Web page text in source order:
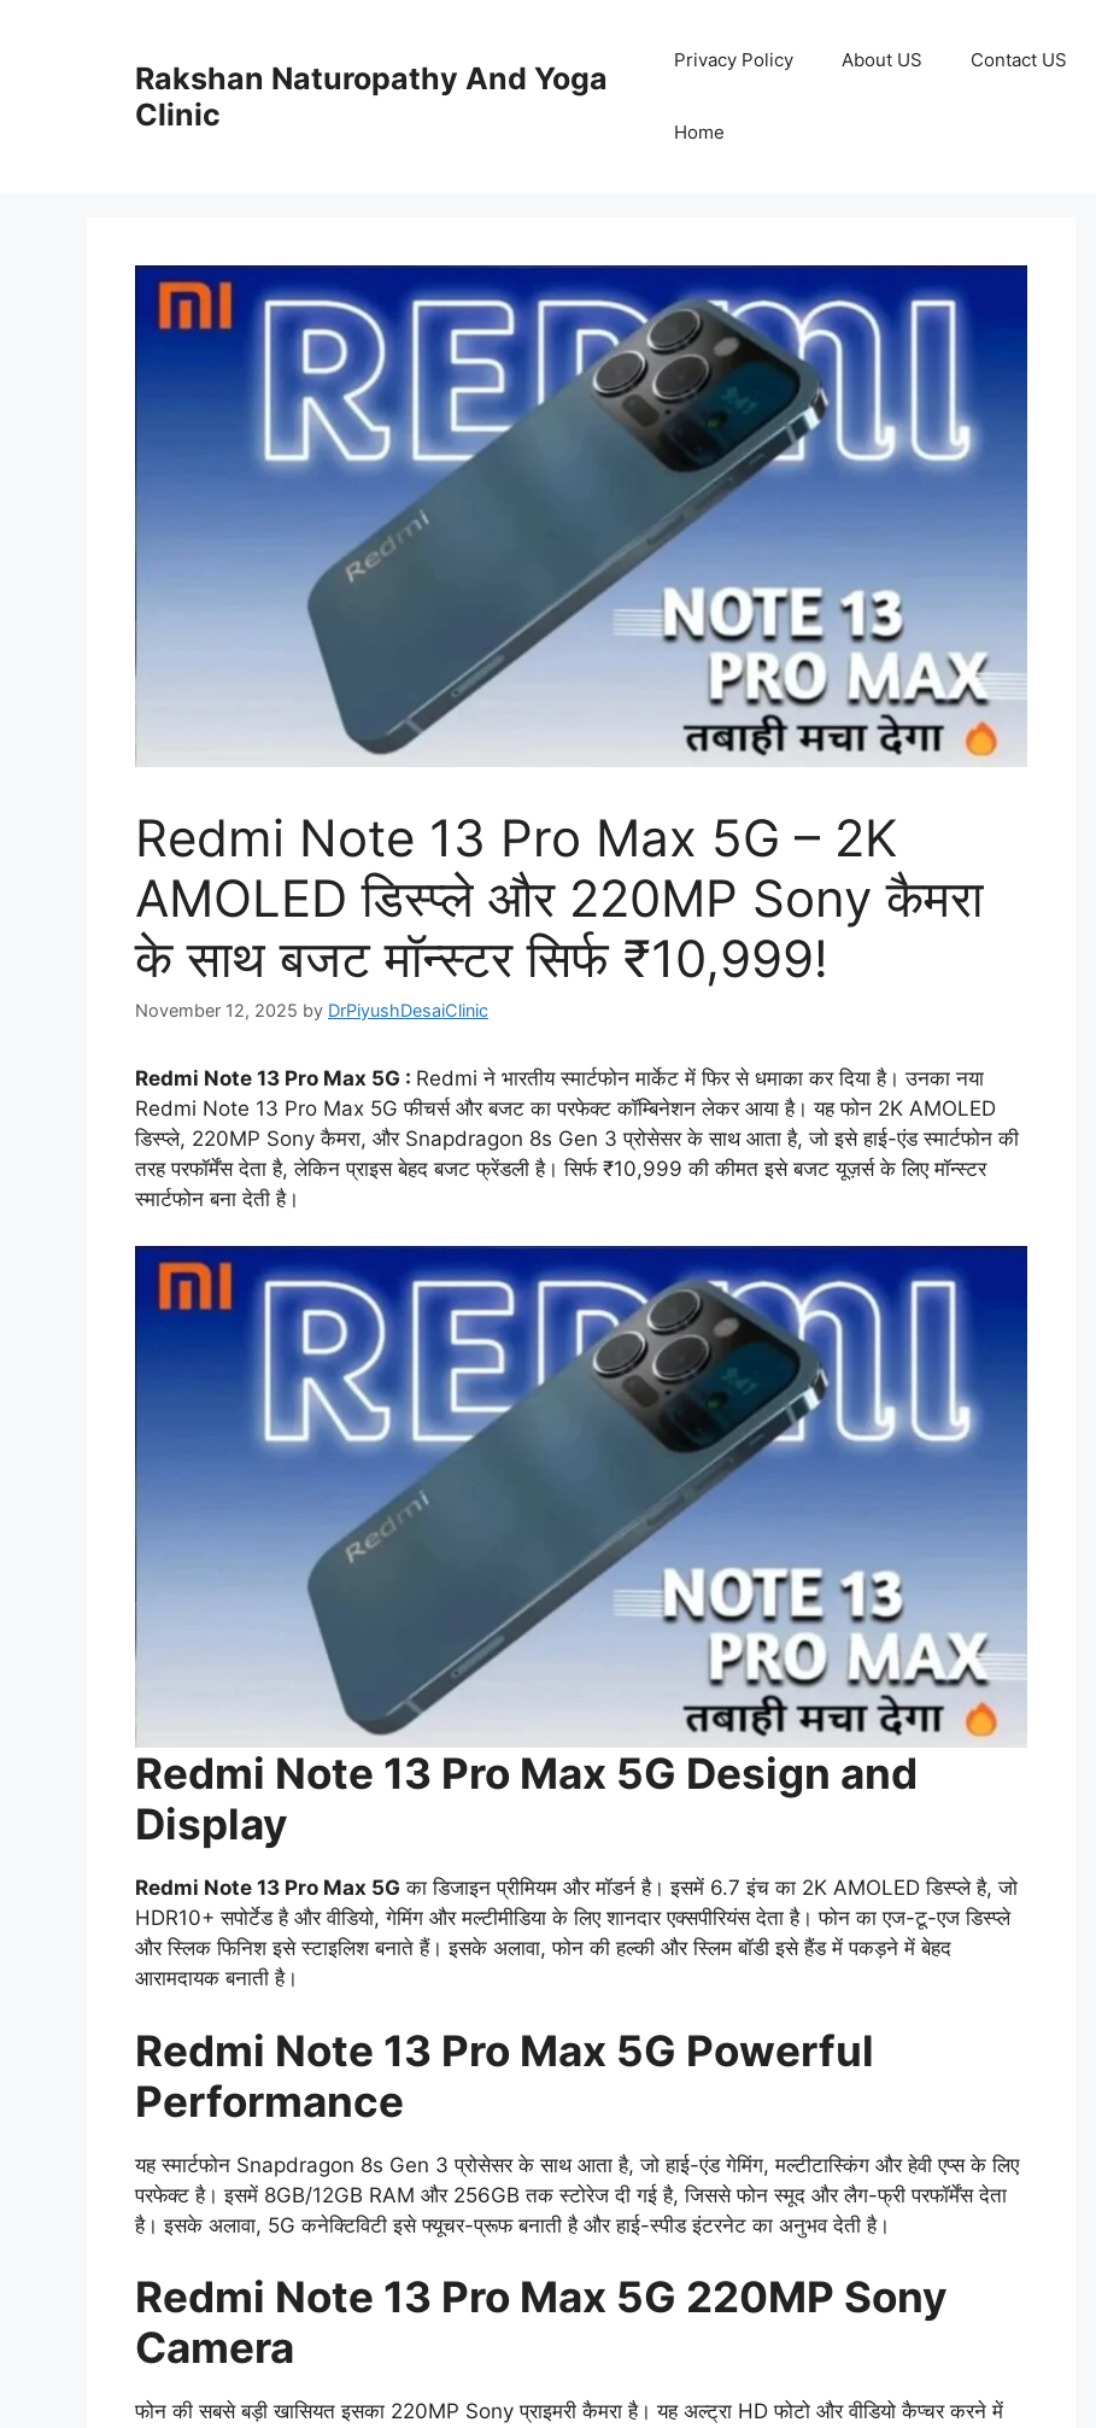
Rakshan Naturopathy And Yoga
Clinic
Privacy Policy About US Contact US
Home
Redmi Note 13 Pro Max 5G – 2K
AMOLED डिस्प्ले और 220MP Sony कैमरा
के साथ बजट मॉन्स्टर सिर्फ ₹10,999!
November 12, 2025 by DrPiyushDesaiClinic
Redmi Note 13 Pro Max 5G : Redmi ने भारतीय स्मार्टफोन मार्केट में फिर से धमाका कर दिया है। उनका नया
Redmi Note 13 Pro Max 5G फीचर्स और बजट का परफेक्ट कॉम्बिनेशन लेकर आया है। यह फोन 2K AMOLED
डिस्प्ले, 220MP Sony कैमरा, और Snapdragon 8s Gen 3 प्रोसेसर के साथ आता है, जो इसे हाई-एंड स्मार्टफोन की
तरह परफॉर्मेंस देता है, लेकिन प्राइस बेहद बजट फ्रेंडली है। सिर्फ ₹10,999 की कीमत इसे बजट यूज़र्स के लिए मॉन्स्टर
स्मार्टफोन बना देती है।
Redmi Note 13 Pro Max 5G Design and
Display
Redmi Note 13 Pro Max 5G का डिजाइन प्रीमियम और मॉडर्न है। इसमें 6.7 इंच का 2K AMOLED डिस्प्ले है, जो
HDR10+ सपोर्टेड है और वीडियो, गेमिंग और मल्टीमीडिया के लिए शानदार एक्सपीरियंस देता है। फोन का एज-टू-एज डिस्प्ले
और स्लिक फिनिश इसे स्टाइलिश बनाते हैं। इसके अलावा, फोन की हल्की और स्लिम बॉडी इसे हैंड में पकड़ने में बेहद
आरामदायक बनाती है।
Redmi Note 13 Pro Max 5G Powerful
Performance
यह स्मार्टफोन Snapdragon 8s Gen 3 प्रोसेसर के साथ आता है, जो हाई-एंड गेमिंग, मल्टीटास्किंग और हेवी एप्स के लिए
परफेक्ट है। इसमें 8GB/12GB RAM और 256GB तक स्टोरेज दी गई है, जिससे फोन स्मूद और लैग-फ्री परफॉर्मेंस देता
है। इसके अलावा, 5G कनेक्टिविटी इसे फ्यूचर-प्रूफ बनाती है और हाई-स्पीड इंटरनेट का अनुभव देती है।
Redmi Note 13 Pro Max 5G 220MP Sony
Camera
फोन की सबसे बड़ी खासियत इसका 220MP Sony प्राइमरी कैमरा है। यह अल्ट्रा HD फोटो और वीडियो कैप्चर करने में